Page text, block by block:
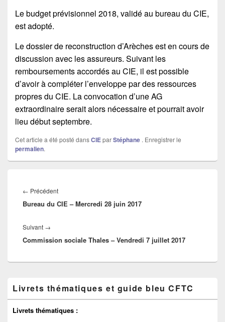
Le budget prévisionnel 2018, validé au bureau du CIE,
est adopté.
Le dossier de reconstruction d’Arèches est en cours de
discussion avec les assureurs. Suivant les
remboursements accordés au CIE, il est possible
d’avoir à compléter l’enveloppe par des ressources
propres du CIE. La convocation d’une AG
extraordinaire serait alors nécessaire et pourrait avoir
lieu début septembre.
Cet article a été posté dansCIEparStéphane . Enregistrer le
permalien.
de
l’article
← Précédent
précédent :
Bureau du CIE – Mercredi 28 juin 2017
Suivant →
suivant :
Commission sociale Thales – Vendredi 7 juillet 2017
principale
de
widget
Livrets thématiques et guide bleu CFTC
Livrets thématiques :